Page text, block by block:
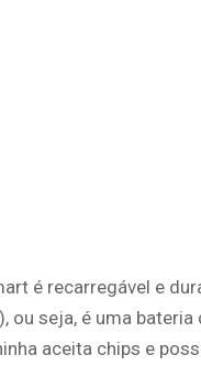
é recarregável e
ou seja, é uma
aceita chips e